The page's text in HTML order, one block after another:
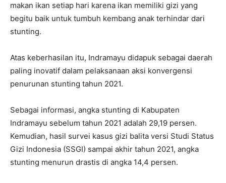
makan ikan setiap hari karena ikan memiliki gizi yang
begitu baik untuk tumbuh kembang anak terhindar dari
stunting.
Atas keberhasilan itu, Indramayu didapuk sebagai daerah
paling inovatif dalam pelaksanaan aksi konvergensi
penurunan stunting tahun 2021.
Sebagai informasi, angka stunting di Kabupaten
Indramayu sebelum tahun 2021 adalah 29,19 persen.
Kemudian, hasil survei kasus gizi balita versi Studi Status
Gizi Indonesia (SSGI) sampai akhir tahun 2021, angka
stunting menurun drastis di angka 14,4 persen.